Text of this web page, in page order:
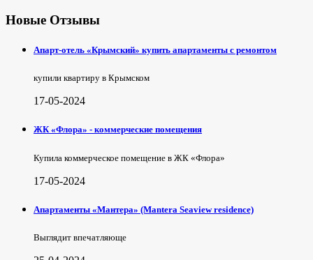
Новые Отзывы
Апарт-отель «Крымский» купить апартаменты с ремонтом
купили квартиру в Крымском
17-05-2024
ЖК «Флора» - коммерческие помещения
Купила коммерческое помещение в ЖК «Флора»
17-05-2024
Апартаменты «Мантера» (Mantera Seaview rеsidence)
Выглядит впечатляюще